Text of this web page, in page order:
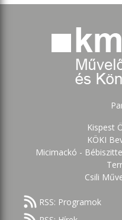
Kispest
KÖKI
Micimackó -
Csili
RSS: Programok